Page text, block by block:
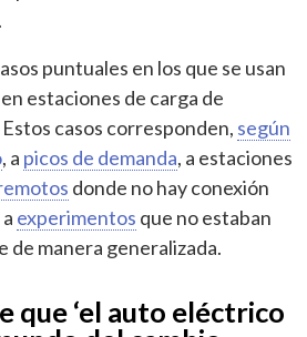
puntuales en los que se usan
en estaciones de carga de
casos corresponden, según
, a picos de demanda, a estaciones
donde no hay conexión
experimentos que no estaban
de manera generalizada.
que ‘el auto eléctrico